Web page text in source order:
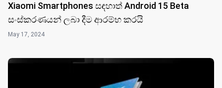
Xiaomi Smartphones සඳහාත් Android 15 Beta
සංස්කරණයන් ලබා දීම ආරම්භ කරයි
May 17, 2024